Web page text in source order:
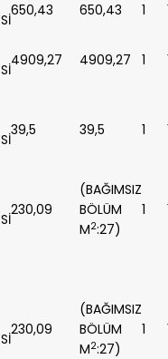
650,43 650,43 1
4909,27 4909,27 1
39,5 39,5 1
230,09
(BAĞIMSIZ
BÖLÜM
M2:27)
1
230,09
(BAĞIMSIZ
BÖLÜM
M2:27)
1